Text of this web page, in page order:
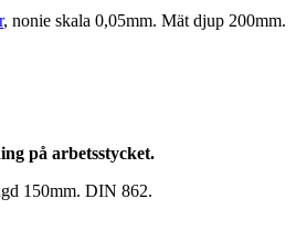
, nonie skala 0,05mm. Mät djup 200mm.
på arbetsstycket.
150mm. DIN 862.